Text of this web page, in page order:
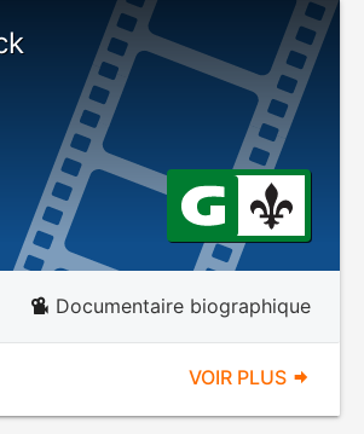
Documentaire biographique
VOIR PLUS